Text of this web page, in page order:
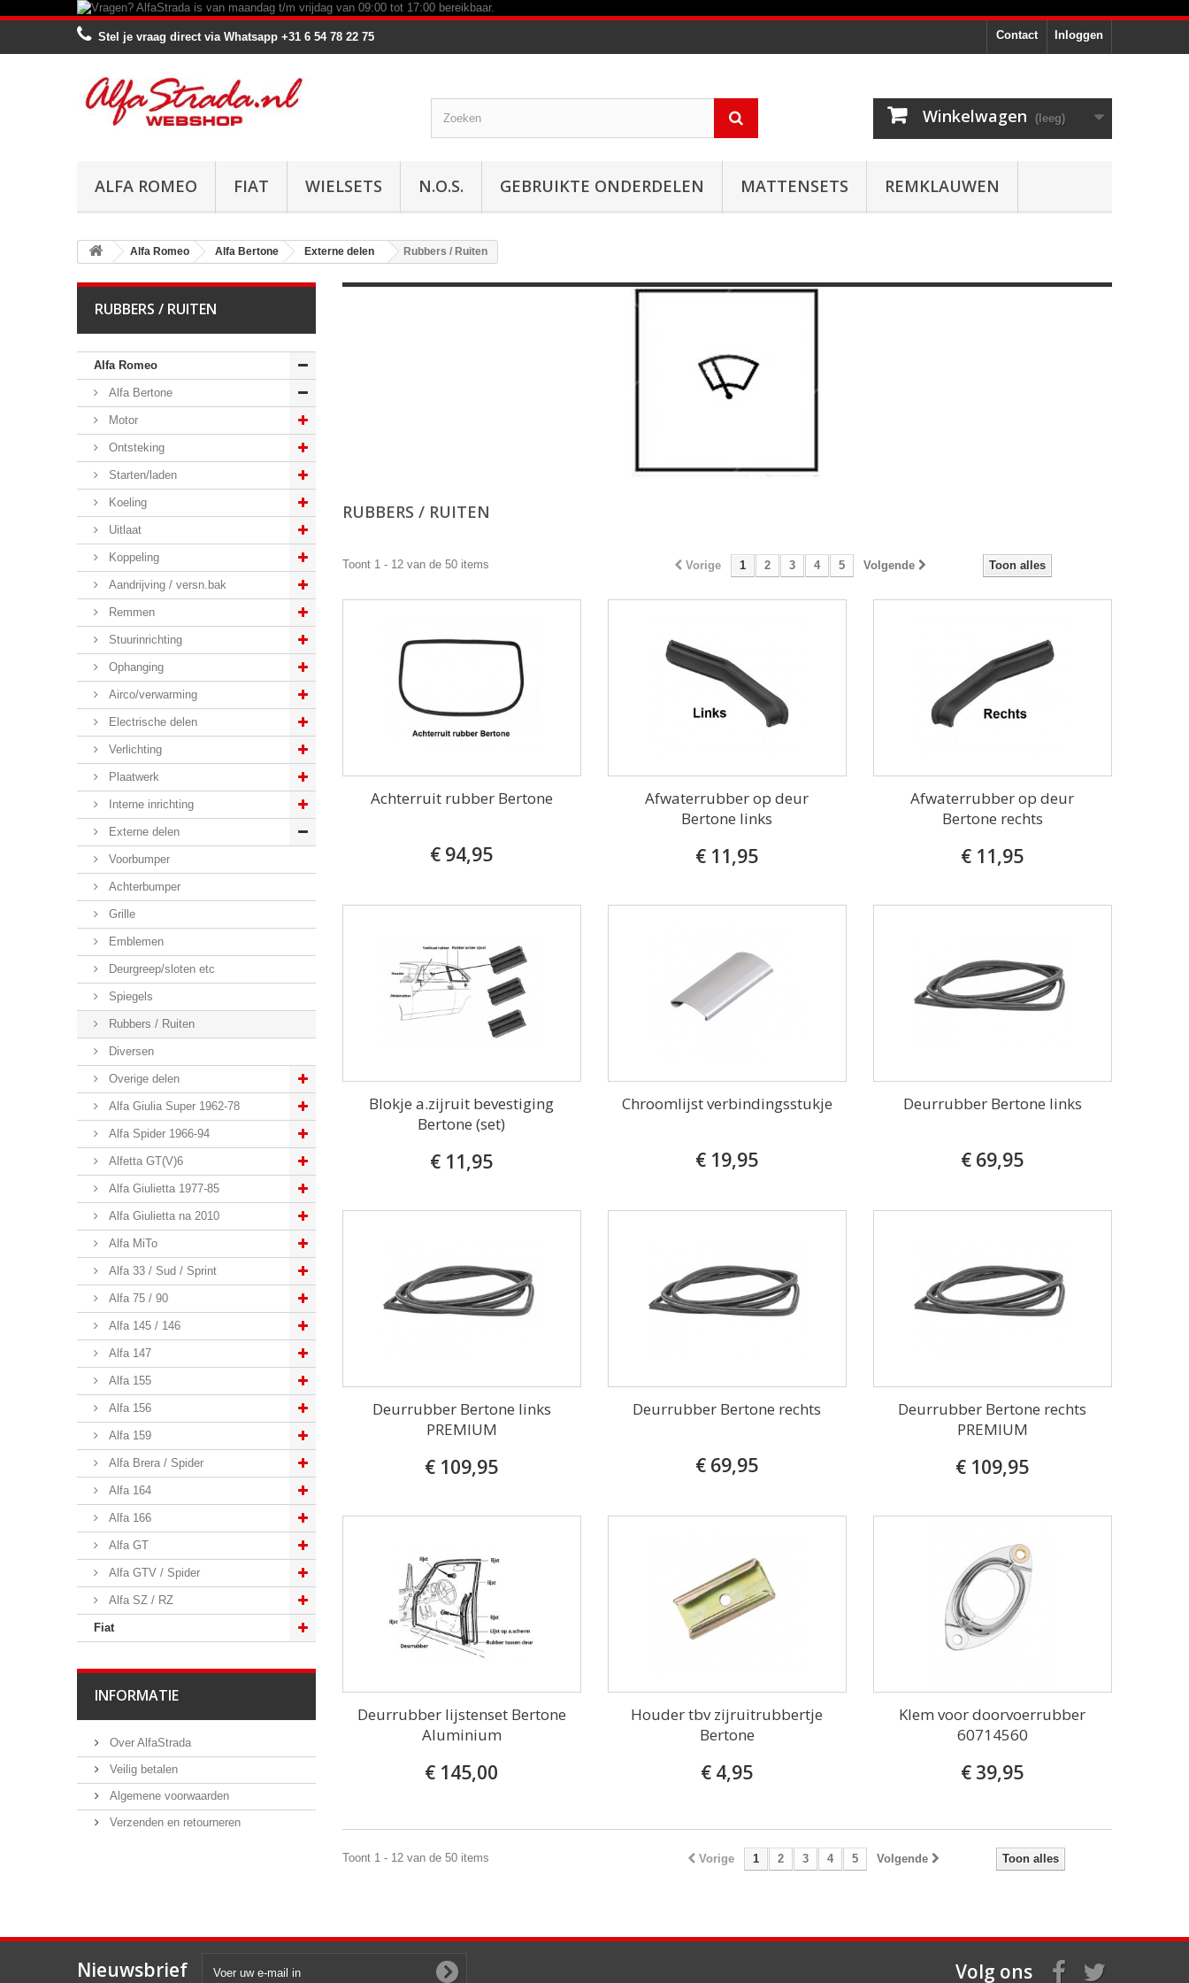
Inloggen
Contact
Stel je vraag direct via Whatsapp +31 6 54 78 22 75
Winkelwagen (leeg)
ALFA ROMEO FIAT WIELSETS N.O.S. GEBRUIKTE ONDERDELEN MATTENSETS REMKLAUWEN
Alfa Romeo Alfa Bertone Externe delen Rubbers / Ruiten
RUBBERS / RUITEN
Alfa Romeo
Alfa Bertone
Motor
Ontsteking
Starten/laden
Koeling
Uitlaat
Koppeling
Aandrijving / versn.bak
Remmen
Stuurinrichting
Ophanging
Airco/verwarming
Electrische delen
Verlichting
Plaatwerk
Interne inrichting
Externe delen
Voorbumper
Achterbumper
Grille
Emblemen
Deurgreep/sloten etc
Spiegels
Rubbers / Ruiten
Diversen
Overige delen
Alfa Giulia Super 1962-78
Alfa Spider 1966-94
Alfetta GT(V)6
Alfa Giulietta 1977-85
Alfa Giulietta na 2010
Alfa MiTo
Alfa 33 / Sud / Sprint
Alfa 75 / 90
Alfa 145 / 146
Alfa 147
Alfa 155
Alfa 156
Alfa 159
Alfa Brera / Spider
Alfa 164
Alfa 166
Alfa GT
Alfa GTV / Spider
Alfa SZ / RZ
Fiat
INFORMATIE
Over AlfaStrada
Veilig betalen
Algemene voorwaarden
Verzenden en retourneren
RUBBERS / RUITEN
Toon alles
Vorige 1 2 3 4 5 Volgende
Toont 1 - 12 van de 50 items
Achterruit rubber Bertone
€ 94,95
Afwaterrubber op deur
Bertone links
€ 11,95
Afwaterrubber op deur
Bertone rechts
€ 11,95
Blokje a.zijruit bevestiging
Bertone (set)
€ 11,95
Chroomlijst verbindingsstukje
€ 19,95
Deurrubber Bertone links
€ 69,95
Deurrubber Bertone links
PREMIUM
€ 109,95
Deurrubber Bertone rechts
€ 69,95
Deurrubber Bertone rechts
PREMIUM
€ 109,95
Deurrubber lijstenset Bertone
Aluminium
€ 145,00
Houder tbv zijruitrubbertje
Bertone
€ 4,95
Klem voor doorvoerrubber
60714560
€ 39,95
Toon alles
Vorige 1 2 3 4 5 Volgende
Toont 1 - 12 van de 50 items
Nieuwsbrief Volg ons